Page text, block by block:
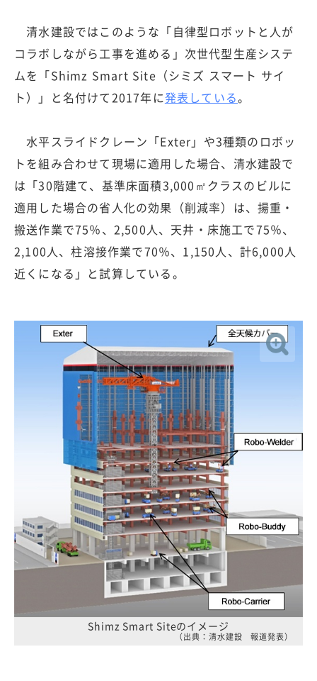
清水建設ではこのような「自律型ロボットと人が
コラボしながら工事を進める」次世代型生産システ
ムを「Shimz Smart Site（シミズ スマート サイ
ト）」と名付けて2017年に発表している。
水平スライドクレーン「Exter」や3種類のロボッ
トを組み合わせて現場に適用した場合、清水建設で
は「30階建て、基準床面積3,000㎡クラスのビルに
適用した場合の省人化の効果（削減率）は、揚重・
搬送作業で75％、2,500人、天井・床施工で75％、
2,100人、柱溶接作業で70％、1,150人、計6,000人
近くになる」と試算している。
Shimz Smart Siteのイメージ
（出典：清水建設 報道発表）